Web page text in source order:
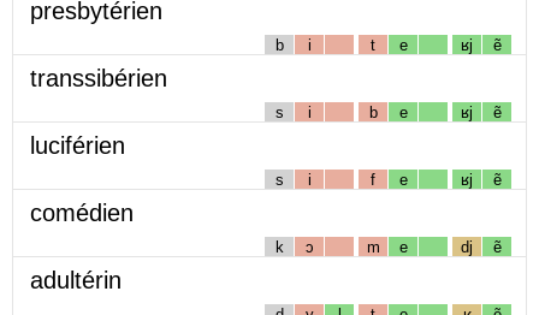
presbytérien
b i t e ʁj ẽ
transsibérien
s i b e ʁj ẽ
luciférien
s i f e ʁj ẽ
comédien
k ɔ m e dj ẽ
adultérin